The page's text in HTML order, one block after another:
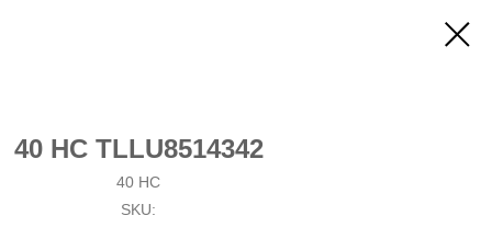
40 HC TLLU8514342
40 HC
SKU: